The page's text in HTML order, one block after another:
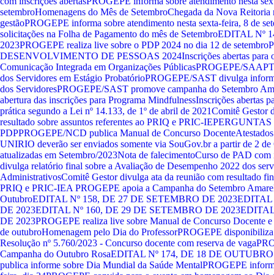
setembroHomenagens do Mês de SetembroChegada da Nova Reitoria
gestãoPROGEPE informa sobre atendimento nesta sexta-feira, 8 de
solicitações na Folha de Pagamento do mês de SetembroEDITAL Nº
2023PROGEPE realiza live sobre o PDP 2024 no dia 12 de setembro
DESENVOLVIMENTO DE PESSOAS 2024Inscrições abertas para
Comunicação Integrada em Organizações PúblicasPROGEPE/
dos Servidores em Estágio ProbatórioPROGEPE/SAST divulga
dos ServidoresPROGEPE/SAST promove campanha do Setembro
abertura das inscrições para Programa MindfulnessInscrições abertas
prática segundo a Lei nº 14.133, de 1º de abril de 2021Comitê Gestor
resultado sobre assuntos referentes ao PRIQ e PRIC-IEPERGUNTAS
PDPPROGEPE/NCD publica Manual de Concurso Docente
UNIRIO deverão ser enviados somente via SouGov.br a partir de 2
atualizadas em Setembro/2023Nota de falecimentoCurso de PAD com
divulga relatório final sobre a Avaliação de Desempenho 2022 dos
AdministrativosComitê Gestor divulga ata da reunião com resultado
PRIQ e PRIC-IEA PROGEPE apoia a Campanha do Setembro
OutubroEDITAL Nº 158, DE 27 DE SETEMBRO DE 2023EDITAL
DE 2023EDITAL Nº 160, DE 29 DE SETEMBRO DE 2023
DE 2023PROGEPE realiza live sobre Manual de Concurso Docente
de outubroHomenagem pelo Dia do ProfessorPROGEPE disponibiliza
Resolução nº 5.760/2023 - Concurso docente com reserva de vaga
Campanha do Outubro RosaEDITAL Nº 174, DE 18 DE
publica informe sobre Dia Mundial da Saúde MentalPROGEPE